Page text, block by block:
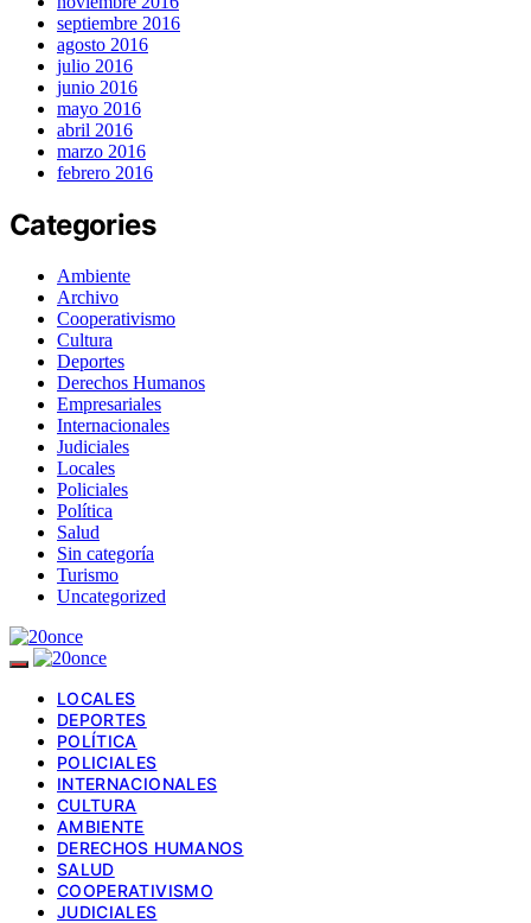
septiembre 2016
agosto 2016
julio 2016
junio 2016
mayo 2016
abril 2016
marzo 2016
febrero 2016
Categories
Ambiente
Archivo
Cooperativismo
Cultura
Deportes
Derechos Humanos
Empresariales
Internacionales
Judiciales
Locales
Policiales
Política
Salud
Sin categoría
Turismo
Uncategorized
LOCALES
DEPORTES
POLÍTICA
POLICIALES
INTERNACIONALES
CULTURA
AMBIENTE
DERECHOS HUMANOS
SALUD
COOPERATIVISMO
JUDICIALES